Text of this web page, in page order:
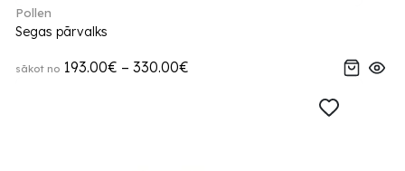
Pollen
Segas pārvalks
sākot no 193.00€ – 330.00€